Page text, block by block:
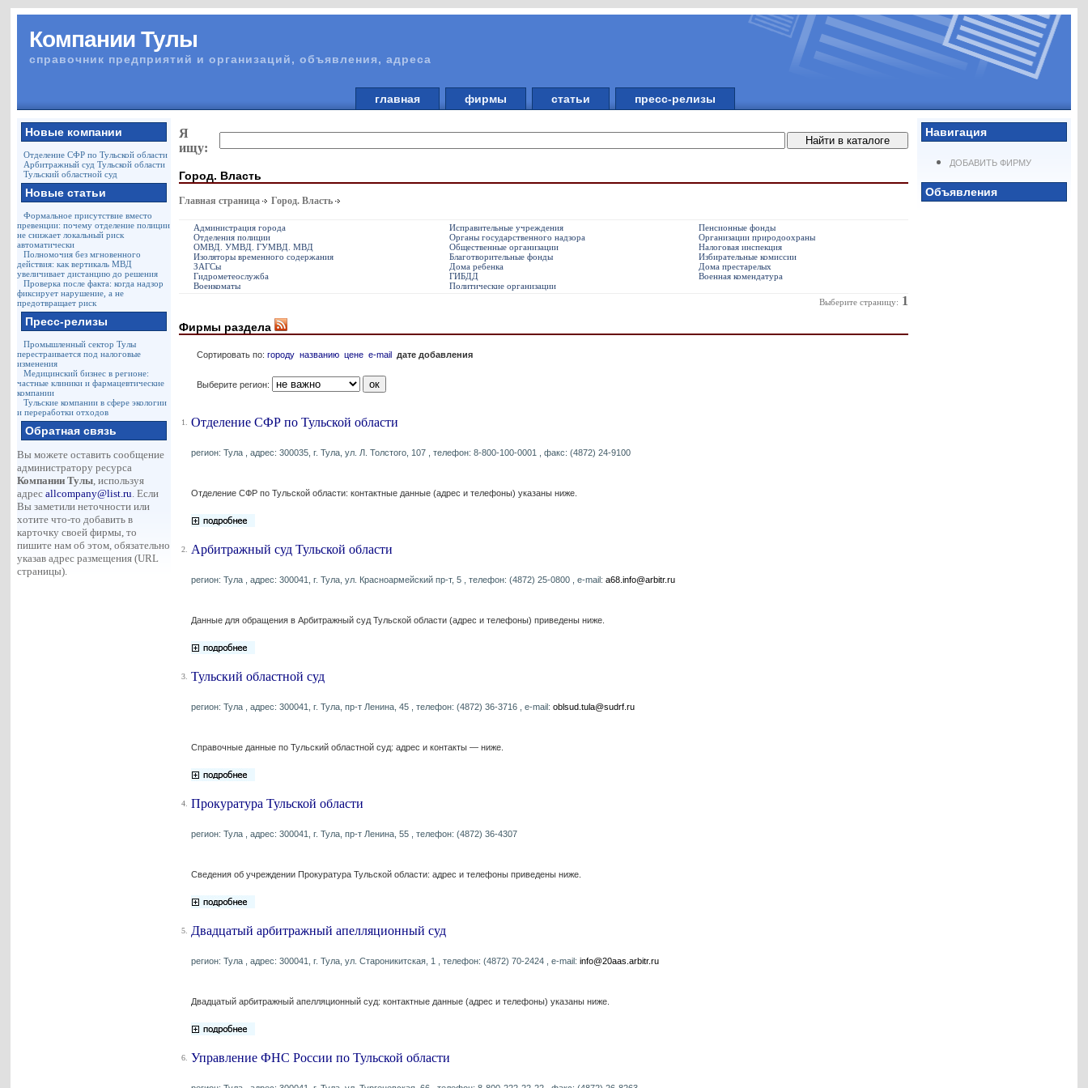
Компании Тулы
справочник предприятий и организаций, объявления, адреса
главная фирмы статьи пресс-релизы
Новые компании
Отделение СФР по Тульской области
Арбитражный суд Тульской области
Тульский областной суд
Новые статьи
Формальное присутствие вместо
превенции: почему отделение полиции
не снижает локальный риск
автоматически
Полномочия без мгновенного
действия: как вертикаль МВД
увеличивает дистанцию до решения
Проверка после факта: когда надзор
фиксирует нарушение, а не
предотвращает риск
Пресс-релизы
Промышленный сектор Тулы
перестраивается под налоговые
изменения
Медицинский бизнес в регионе:
частные клиники и фармацевтические
компании
Тульские компании в сфере экологии
и переработки отходов
Обратная связь
Вы можете оставить сообщение
администратору ресурса
Компании Тулы, используя
адресallcompany@list.ru. Если
Вы заметили неточности или
хотите что-то добавить в
карточку своей фирмы, то
пишите нам об этом, обязательно
указав адрес размещения (URL
страницы).
Навигация
ДОБАВИТЬ ФИРМУ
Объявления
Я
ищу:
Город. Власть
Главная страница Город. Власть
Администрация города Исправительные учреждения
Пенсионные фонды
Отделения полиции
Органы государственного надзора
Организации природоохраны
ОМВД. УМВД. ГУМВД. МВД
Общественные организации
Налоговая инспекция
Изоляторы временного содержания
Благотворительные фонды
Избирательные комиссии
ЗАГСы
Дома ребенка
Дома престарелых
Гидрометеослужба
ГИБДД
Военная комендатура
Военкоматы
Политические организации
Выберите страницу: 1
Фирмы раздела
Сортировать по:городу названию цене e-mail дате добавления
Выберите регион:
1. Отделение СФР по Тульской области
регион: Тула , адрес: 300035, г. Тула, ул. Л. Толстого, 107 , телефон: 8-800-100-0001 , факс: (4872) 24-9100
Отделение СФР по Тульской области: контактные данные (адрес и телефоны) указаны ниже.
2. Арбитражный суд Тульской области
регион: Тула , адрес: 300041, г. Тула, ул. Красноармейский пр-т, 5 , телефон: (4872) 25-0800 , e-mail:a68.info@arbitr.ru
Данные для обращения в Арбитражный суд Тульской области (адрес и телефоны) приведены ниже.
3. Тульский областной суд
регион: Тула , адрес: 300041, г. Тула, пр-т Ленина, 45 , телефон: (4872) 36-3716 , e-mail:oblsud.tula@sudrf.ru
Справочные данные по Тульский областной суд: адрес и контакты — ниже.
4. Прокуратура Тульской области
регион: Тула , адрес: 300041, г. Тула, пр-т Ленина, 55 , телефон: (4872) 36-4307
Сведения об учреждении Прокуратура Тульской области: адрес и телефоны приведены ниже.
5. Двадцатый арбитражный апелляционный суд
регион: Тула , адрес: 300041, г. Тула, ул. Староникитская, 1 , телефон: (4872) 70-2424 , e-mail:info@20aas.arbitr.ru
Двадцатый арбитражный апелляционный суд: контактные данные (адрес и телефоны) указаны ниже.
6. Управление ФНС России по Тульской области